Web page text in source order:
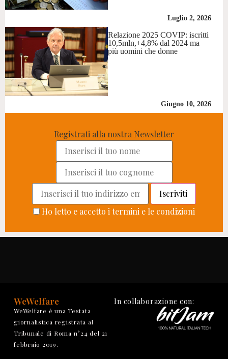
Luglio 2, 2026
Relazione 2025 COVIP: iscritti
10,5mln,+4,8% dal 2024 ma
più uomini che donne
Giugno 10, 2026
Registrati alla nostra Newsletter
Ho letto e accetto i termini e le condizioni
WeWelfare
WeWelfare è una Testata
giornalistica registrata al
Tribunale di Roma n°24 del 21
febbraio 2019.
In collaborazione con: